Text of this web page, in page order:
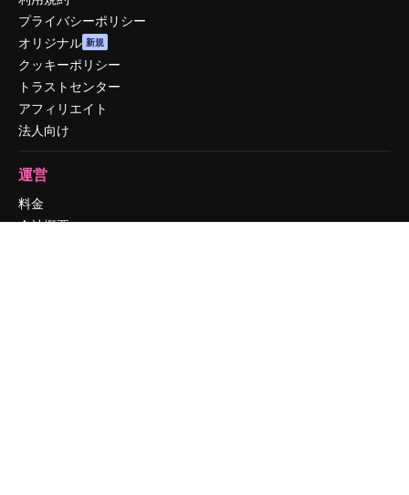
プライバシーポリシー
オリジナル 新規
クッキーポリシー
トラストセンター
アフィリエイト
法人向け
運営
料金
会社概要